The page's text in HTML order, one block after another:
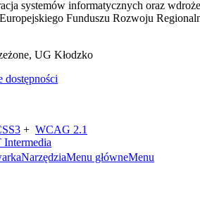
systemów informatycznych oraz
Funduszu Rozwoju
UG Kłodzko
dostępności
+ WCAG 2.1
Intermedia
NarzędziaMenu główneMenu